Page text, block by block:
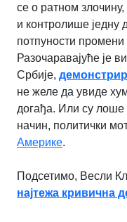
се о ратном
и контролише једну
потпуности
Разочаравајуће је
Србије,
не желе да увиде
догађа. Или су
начин, политички
Америке.
Подсетимо, Весли
најтежа кривична